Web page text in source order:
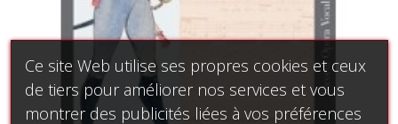
Ce site Web utilise ses propres cookies et ceux
de tiers pour améliorer nos services et vous
montrer des publicités liées à vos préférences